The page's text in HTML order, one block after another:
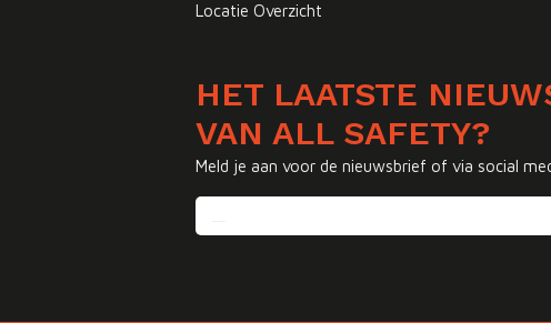
Locatie Overzicht
HET LAATSTE
VAN ALL SAFETY?
Meld je aan voor de nieuwsbrief of via social